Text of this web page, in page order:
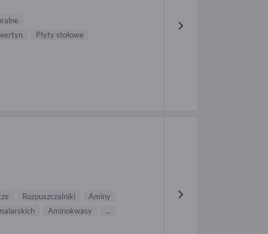
Płyty stołowe
Rozpuszczalniki
Aminy
Aminokwasy ...